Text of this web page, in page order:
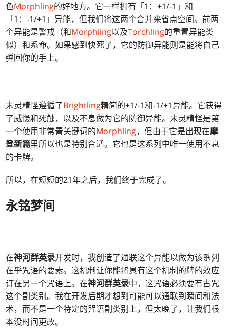
色Morphling的好地方。它一样拥有「1：+1/-1」和
「1：-1/+1」异能，但我们将这两个合并来省点空间。前两
个异能是警戒（和Morphling以及Torchling的重置异能类
似）和系命。如果感到快死了，它的防御异能则是能将自己
弹回你的手上。
末灵精怪遵循了Brightling精简的+1/-1和-1/+1异能。它获得
了威慑和死触，以及不息做为它的防御异能。末灵精怪是第
一个使用非常青关键词的Morphling，但由于它是出现在摩
登新篇里所以也是特别合适。它也是这系列中唯一使用不息
的卡牌。
所以，在短短的21年之后，我们终于完成了。
永铭梦间
在神河群英录开发时，我创造了通联这个异能以做为该系列
在乎咒语的要素。这机制让你能将具有这个机制的牌的效应
订在另一个咒语上。在神河群英录中，这咒语必须要有古咒
这个副类别。我在开发后期才想到可能可以通联到瞬间和法
术，而不是一个特定的咒语副类别上，但太晚了，让我们根
本没时间更改。